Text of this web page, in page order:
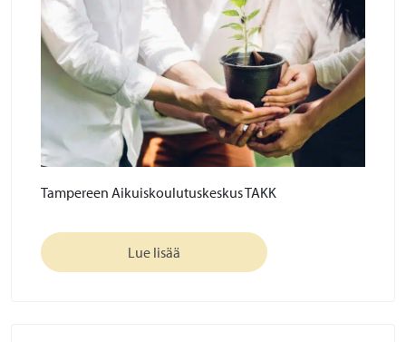
Tampereen Aikuiskoulutuskeskus TAKK
Lue lisää